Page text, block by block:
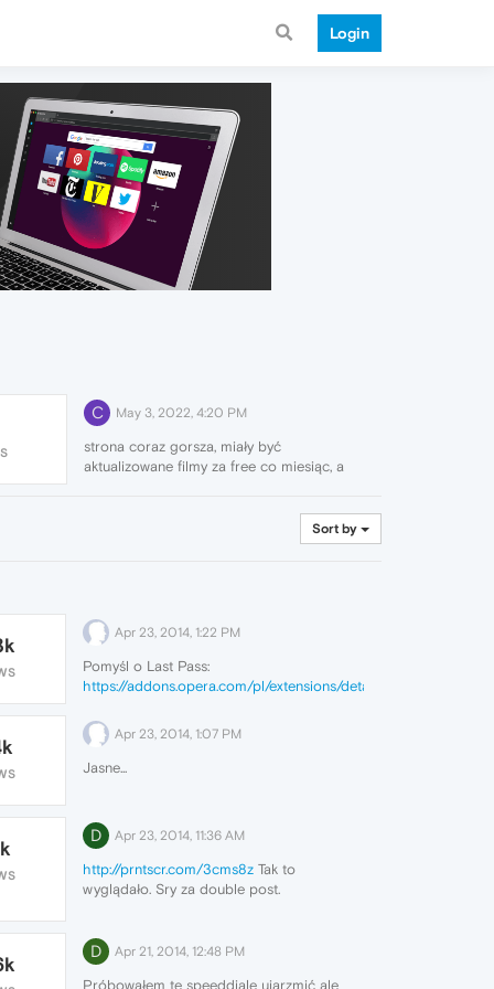
Login
C May 3, 2022, 4:20 PM
strona coraz gorsza, miały być
aktualizowane filmy za free co miesiąc, a
Sort by
Apr 23, 2014, 1:22 PM
Pomyśl o Last Pass:
https://addons.opera.com/pl/extensions/details/lastpass/?
Apr 23, 2014, 1:07 PM
Jasne...
D Apr 23, 2014, 11:36 AM
http://prntscr.com/3cms8zTak to
wyglądało. Sry za double post.
D Apr 21, 2014, 12:48 PM
Próbowałem te speeddiale ujarzmić ale